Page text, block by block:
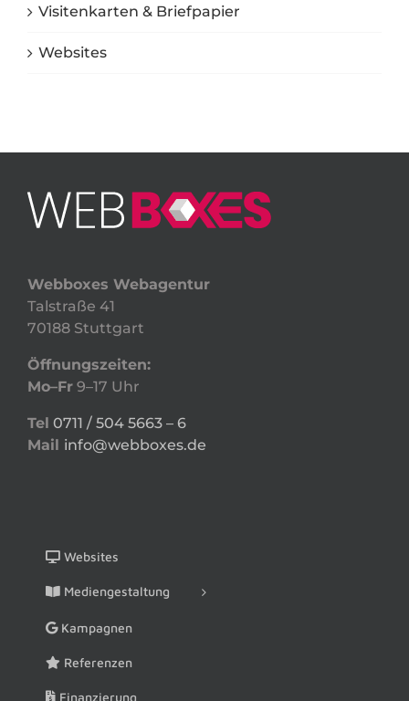
Visitenkarten & Briefpapier
Websites
Webboxes Webagentur
Talstraße 41
70188 Stuttgart
Öffnungszeiten:
Mo–Fr 9–17 Uhr
Tel 0711 / 504 5663 – 6
Mail info@webboxes.de
Websites
Mediengestaltung
Kampagnen
Referenzen
Finanzierung